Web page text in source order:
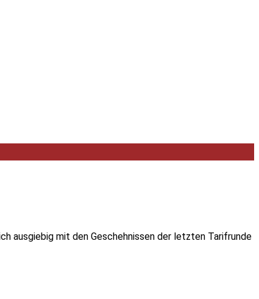
ausgiebig mit den Geschehnissen der letzten Tarifrunde